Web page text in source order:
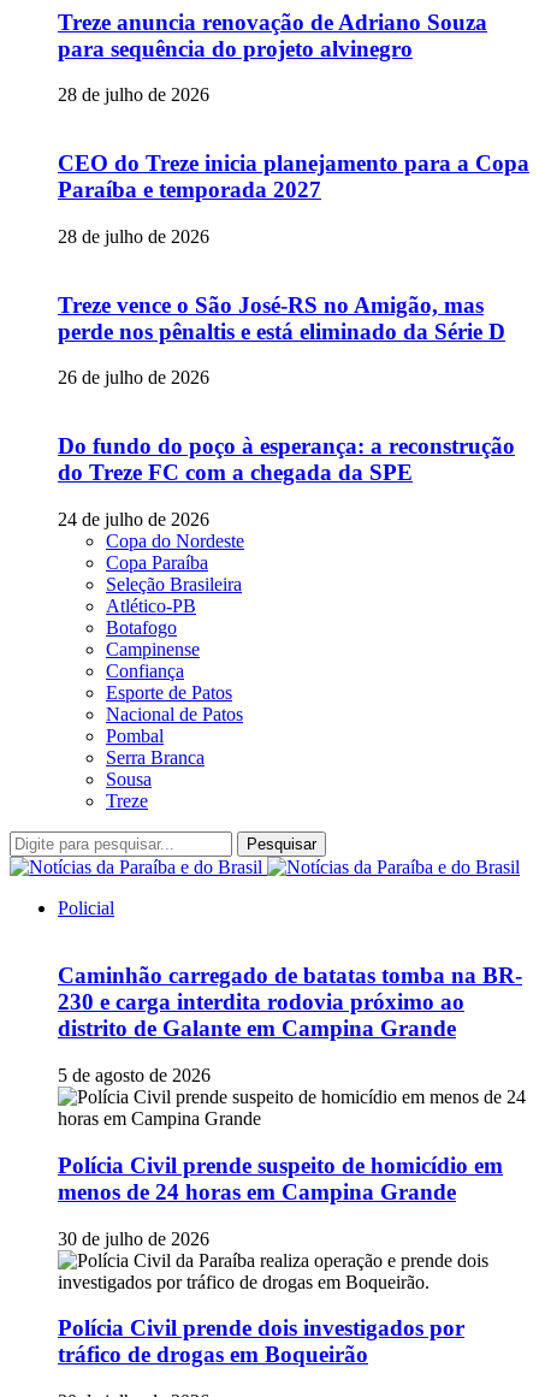
Treze anuncia renovação de Adriano Souza
para sequência do projeto alvinegro
28 de julho de 2026
CEO do Treze inicia planejamento para a Copa
Paraíba e temporada 2027
28 de julho de 2026
Treze vence o São José-RS no Amigão, mas
perde nos pênaltis e está eliminado da Série D
26 de julho de 2026
Do fundo do poço à esperança: a reconstrução
do Treze FC com a chegada da SPE
24 de julho de 2026
Copa do Nordeste
Copa Paraíba
Seleção Brasileira
Atlético-PB
Botafogo
Campinense
Confiança
Esporte de Patos
Nacional de Patos
Pombal
Serra Branca
Sousa
Treze
Pesquisar
Policial
Caminhão carregado de batatas tomba na BR-
230 e carga interdita rodovia próximo ao
distrito de Galante em Campina Grande
5 de agosto de 2026
Polícia Civil prende suspeito de homicídio em
menos de 24 horas em Campina Grande
30 de julho de 2026
Polícia Civil prende dois investigados por
tráfico de drogas em Boqueirão